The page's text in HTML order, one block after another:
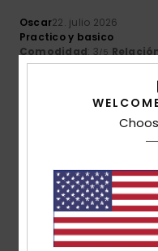
Oscar22. julio 2026
Practico y basico
Comodidad: 3/5
GrandeMaterial: 4/5
Recomiendo este
21. julio 2026
un corte impecable
Mostrar original - Français